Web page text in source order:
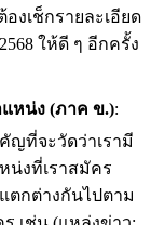
งเช็กรายละเอียด
ให้ดี ๆ อีกครั้ง
หน่ง (ภาค ข.):
ญที่จะวัดว่าเรามี
น่งที่เราสมัคร
ตกต่างกันไปตาม